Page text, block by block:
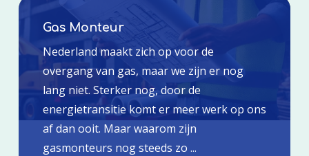
Gas Monteur
Nederland maakt zich op voor de
overgang van gas, maar we zijn er nog
lang niet. Sterker nog, door de
energietransitie komt er meer werk op ons
af dan ooit. Maar waarom zijn
gasmonteurs nog steeds zo ...